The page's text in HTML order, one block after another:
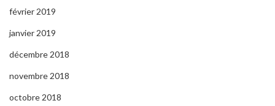
février 2019
janvier 2019
décembre 2018
novembre 2018
octobre 2018